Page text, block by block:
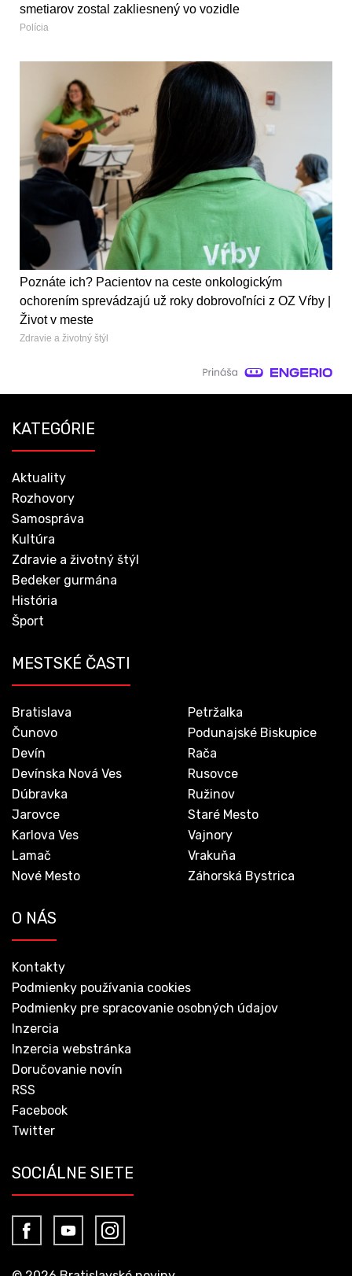
smetiarov zostal zakliesnený vo vozidle
Polícia
Poznáte ich? Pacientov na ceste onkologickým
ochorením sprevádzajú už roky dobrovoľníci z OZ Vŕby |
Život v meste
Zdravie a životný štýl
KATEGÓRIE
Aktuality
Rozhovory
Samospráva
Kultúra
Zdravie a životný štýl
Bedeker gurmána
História
Šport
MESTSKÉ ČASTI
Bratislava
Čunovo
Devín
Devínska Nová Ves
Dúbravka
Jarovce
Karlova Ves
Lamač
Nové Mesto
Petržalka
Podunajské Biskupice
Rača
Rusovce
Ružinov
Staré Mesto
Vajnory
Vrakuňa
Záhorská Bystrica
O NÁS
Kontakty
Podmienky používania cookies
Podmienky pre spracovanie osobných údajov
Inzercia
Inzercia webstránka
Doručovanie novín
RSS
Facebook
Twitter
SOCIÁLNE SIETE